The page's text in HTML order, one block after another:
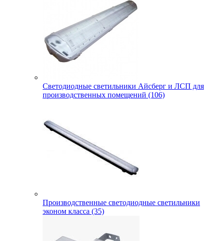
Светодиодные светильники Айсберг и ЛСП для
производственных помещений (106)
Производственные светодиодные светильники
эконом класса (35)